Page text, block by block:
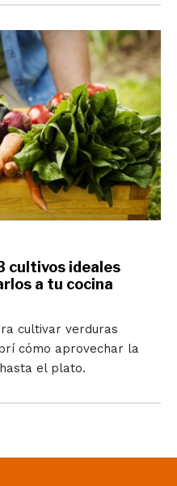
cultivos ideales
a tu cocina
cultivar verduras
cómo aprovechar la
el plato.